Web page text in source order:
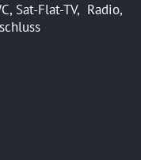
Sat-Flat-TV, Radio,